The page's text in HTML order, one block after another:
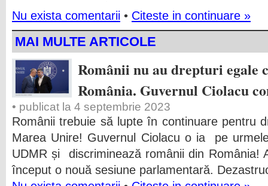
Nu exista comentarii • Citeste in continuare »
MAI MULTE ARTICOLE
Românii nu au drepturi
România. Guvernul Ciolacu
• publicat la 4 septembrie 2023
Românii trebuie să lupte în continuare pentru
Marea Unire! Guvernul Ciolacu o ia pe
UDMR și discriminează românii din România!
început o nouă sesiune parlamentară.